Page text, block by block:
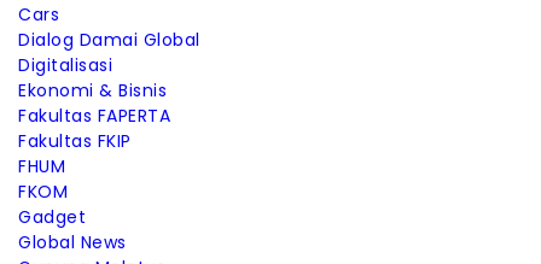
Cars
Dialog Damai Global
Digitalisasi
Ekonomi & Bisnis
Fakultas FAPERTA
Fakultas FKIP
FHUM
FKOM
Gadget
Global News